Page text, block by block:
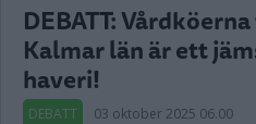
DEBATT:
Kalmar län är ett
haveri!
DEBATT 03 oktober 2025 06.00